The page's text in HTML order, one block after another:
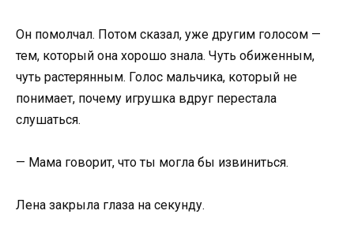
Он помолчал. Потом сказал, уже другим голосом —
тем, который она хорошо знала. Чуть обиженным,
чуть растерянным. Голос мальчика, который не
понимает, почему игрушка вдруг перестала
слушаться.
— Мама говорит, что ты могла бы извиниться.
Лена закрыла глаза на секунду.